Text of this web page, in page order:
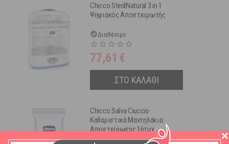
Chicco SterilNatural 3 in 1
Ψηφιακός Αποστειρωτής
Διαθέσιμο
77,61 €
ΣΤΟ ΚΑΛΑΘΙ
Chicco Salva Ciuccio
Καθαριστικά Μαντηλάκια
Αποστείρωσης 16τμχ
Διαθέσιμο